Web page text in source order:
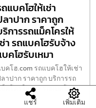
แบคโฮให้เช่า
าปาก ราคาถูก
การรถแม็คโครให้
า รถแบคโฮรับจ้าง
คโฮรับเหมา
คโฮ.com รถแบคโฮให้เช่า
าปาก ราคาถูก บริการรถ
ม็คโครให้เช่า รถแบคโฮร
แชร์ เพิ่มเติม